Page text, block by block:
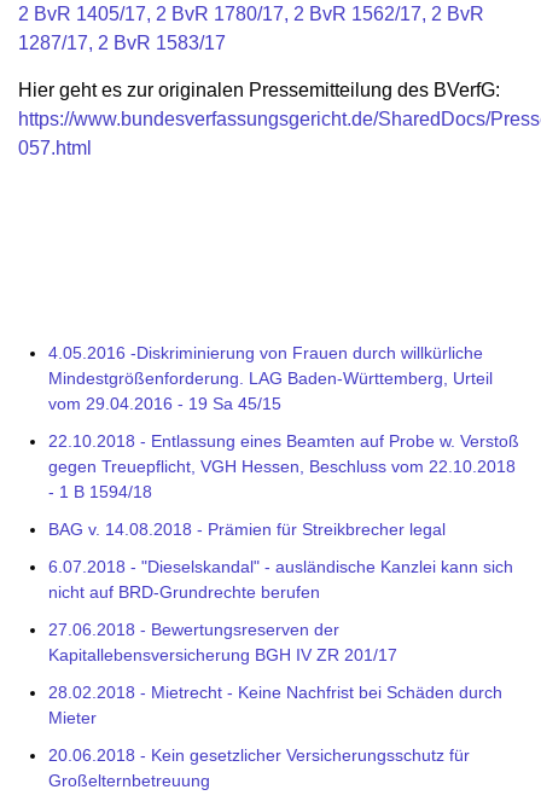
2 BvR 1405/17, 2 BvR 1780/17, 2 BvR 1562/17, 2 BvR
1287/17, 2 BvR 1583/17
Hier geht es zur originalen Pressemitteilung des BVerfG:
https://www.bundesverfassungsgericht.de/SharedDocs/
057.html
4.05.2016 -Diskriminierung von Frauen durch willkürliche
Mindestgrößenforderung. LAG Baden-Württemberg, Urteil
vom 29.04.2016 - 19 Sa 45/15
22.10.2018 - Entlassung eines Beamten auf Probe w. Verstoß
gegen Treuepflicht, VGH Hessen, Beschluss vom 22.10.2018
- 1 B 1594/18
BAG v. 14.08.2018 - Prämien für Streikbrecher legal
6.07.2018 - "Dieselskandal" - ausländische Kanzlei kann sich
nicht auf BRD-Grundrechte berufen
27.06.2018 - Bewertungsreserven der
Kapitallebensversicherung BGH IV ZR 201/17
28.02.2018 - Mietrecht - Keine Nachfrist bei Schäden durch
Mieter
20.06.2018 - Kein gesetzlicher Versicherungsschutz für
Großelternbetreuung